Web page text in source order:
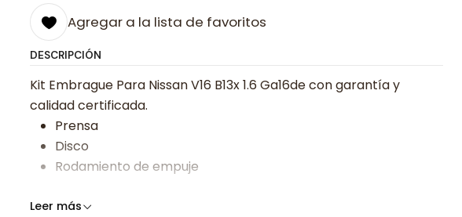
Agregar a la lista de favoritos
DESCRIPCIÓN
Kit Embrague Para Nissan V16 B13x 1.6 Ga16de con garantía y
calidad certificada.
Prensa
Disco
Rodamiento de empuje
Somos especialistas en embragues desde 2019, ofreciendo precios
Leer más